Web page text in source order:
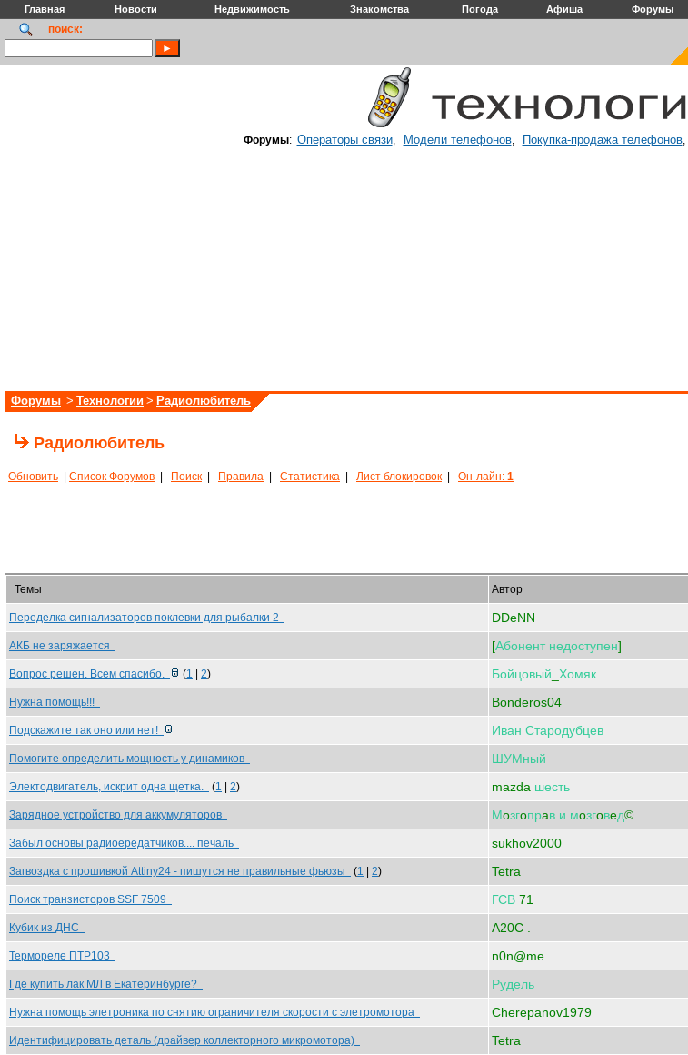
Главная Новости Недвижимость Знакомства Погода Афиша Форумы
поиск:
Форумы: Операторы связи, Модели телефонов, Покупка-продажа телефонов,
Форумы > Технологии > Радиолюбитель
Радиолюбитель
Обновить Список Форумов Поиск Правила Статистика Лист блокировок Он-лайн: 1
Темы Автор
Переделка сигнализаторов поклевки для рыбалки 2 DDeNN
АКБ не заряжается [Абонент недоступен]
Вопрос решен. Всем спасибо. (1 2) Бойцовый Хомяк
Нужна помощь!!! Bonderos04
Подскажите так оно или нет! Иван Стародубцев
Помогите определить мощность у динамиков ШУМный
Электодвигатель, искрит одна щетка. (1 2) mazda шесть
Зарядное устройство для аккумуляторов Мoзгoпрaв и мoзгoвeд©
Забыл основы радиоередатчиков.... печаль sukhov2000
Загвоздка с прошивкой Attiny24 - пишутся не правильные фьюзы (1 2) Tetra
Поиск транзисторов SSF 7509 ГСВ 71
Кубик из ДНС A20C .
Термореле ПТР103 n0n@me
Где купить лак МЛ в Екатеринбурге? Рудель
Нужна помощь элетроника по снятию ограничителя скорости с элетромотора Cherepanov1979
Идентифицировать деталь (драйвер коллекторного микромотора) Tetra